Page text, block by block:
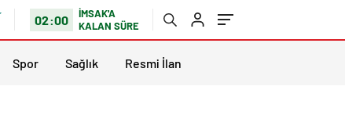
02:00
İMSAK'A
KALAN SÜRE
Spor Sağlık Resmi İlan